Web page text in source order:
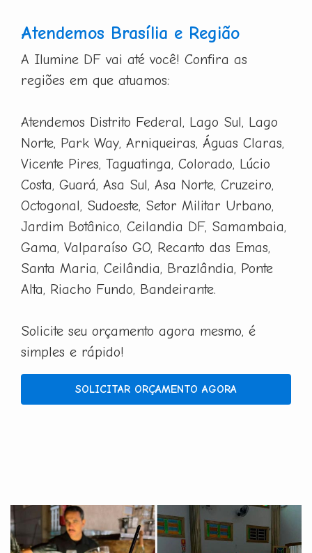
Atendemos Brasília e Região
A Ilumine DF vai até você! Confira as
regiões em que atuamos:
Atendemos Distrito Federal, Lago Sul, Lago
Norte, Park Way, Arniqueiras, Águas Claras,
Vicente Pires, Taguatinga, Colorado, Lúcio
Costa, Guará, Asa Sul, Asa Norte, Cruzeiro,
Octogonal, Sudoeste, Setor Militar Urbano,
Jardim Botânico, Ceilandia DF, Samambaia,
Gama, Valparaíso GO, Recanto das Emas,
Santa Maria, Ceilândia, Brazlândia, Ponte
Alta, Riacho Fundo, Bandeirante.
Solicite seu orçamento agora mesmo, é
simples e rápido!
SOLICITAR ORÇAMENTO AGORA